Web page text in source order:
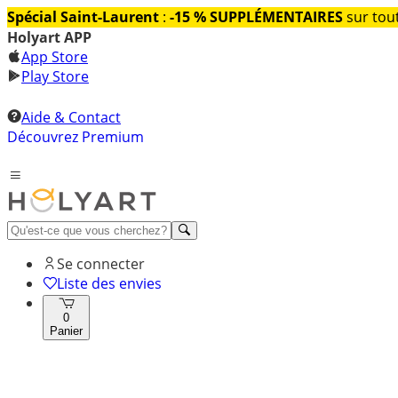
Spécial Saint-Laurent : -15 % SUPPLÉMENTAIRESsur
Holyart APP
App Store
Play Store
Aide & Contact
Découvrez Premium
Se connecter
Liste des envies
0
Panier